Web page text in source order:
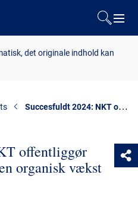
det originale indhold kan
offentliggør
organisk vækst
Succesfuldt 2024: NKT offentliggør årsrapport, der viser en organisk vækst på 26%